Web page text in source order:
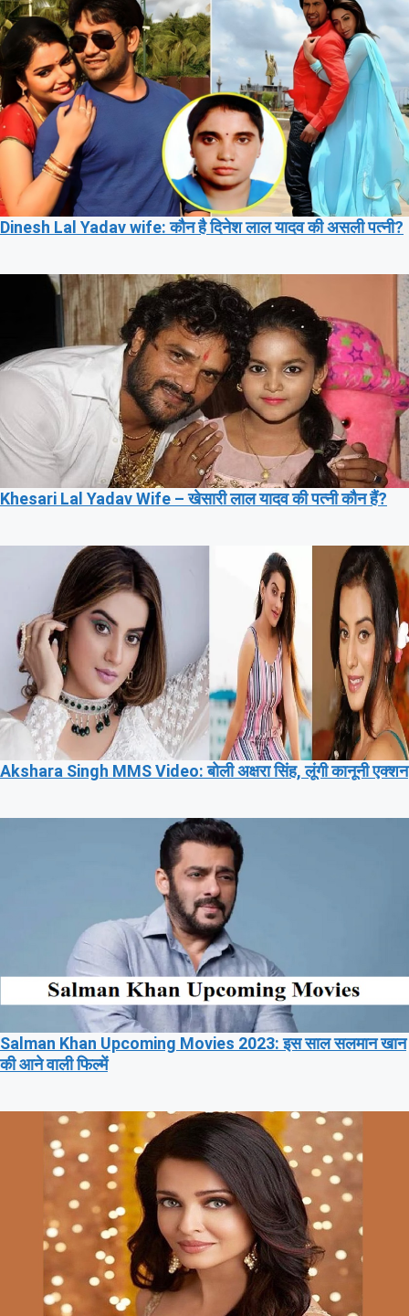
Dinesh Lal Yadav wife: कौन है दिनेश लाल यादव की असली पत्नी?
Khesari Lal Yadav Wife – खेसारी लाल यादव की पत्नी कौन हैं?
Akshara Singh MMS Video: बोली अक्षरा सिंह, लूंगी कानूनी एक्शन
Salman Khan Upcoming Movies 2023: इस साल सलमान खान
की आने वाली फिल्में